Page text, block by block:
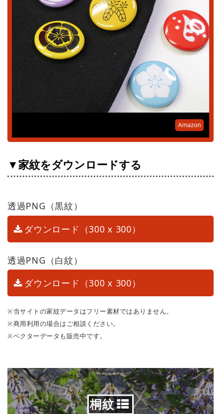
Amazon
▼家紋をダウンロードする
透過PNG（黒紋）
ダウンロード（300 x 300）
透過PNG（白紋）
ダウンロード（300 x 300）
※当サイトの家紋データはフリー素材ではありません。
※商用利用の場合はご相談ください。
※ベクターデータも販売中です。
桐紋